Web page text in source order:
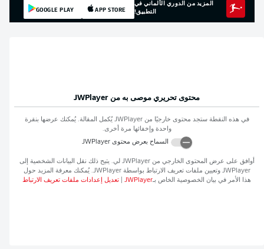
المزيد من الدوري الألماني في
التطبيق!
APP STORE
GOOGLE PLAY
محتوى تحريري موصى به من JWPlayer
في هذه النقطة ستجد محتوى خارجيًا منJWPlayer يُكمل المقالة. يُمكنك عرضها بنقرة
واحدة وإخفائها مرة أخرى.
السماح بعرض محتوىJWPlayer
أوافق على عرض المحتوى الخارجي منJWPlayer لي. يتيح ذلك نقل البيانات الشخصية إلى
JWPlayer وتعيين ملفات تعريف الارتباط بواسطةJWPlayer. يُمكنك معرفة المزيد حول
هذا الأمر في بيان الخصوصية الخاص بـJWPlayer تعديل إعدادات ملفات تعريف الارتباط